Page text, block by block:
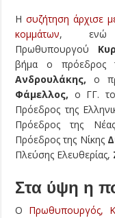
Ησυζήτηση άρχισε
κομμάτων, ενώ
Πρωθυπουργού
βήμα ο πρόεδρος
Ανδρουλάκης,ο
Φάμελλος, ο ΓΓ.
Πρόεδρος της
Πρόεδρος της
Πρόεδρος της Νίκης
Πλεύσης Ελευθερίας,
Στα ύψη η
Ο Πρωθυπουργός,